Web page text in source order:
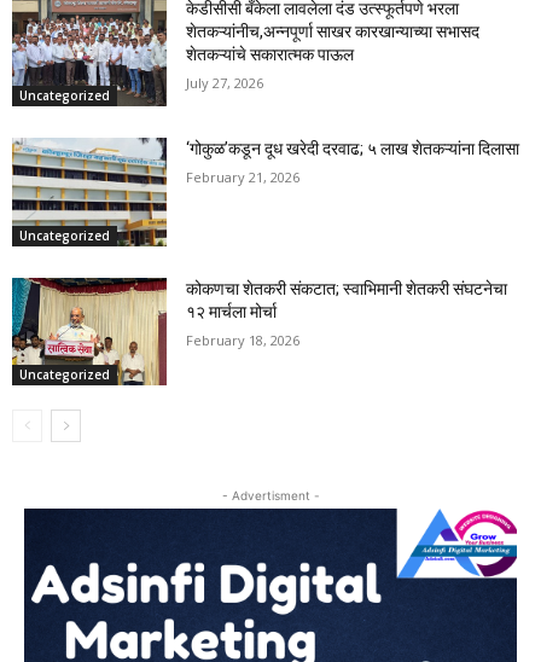
Uncategorized
केडीसीसी बँकेला लावलेला दंड उत्स्फूर्तपणे भरला
शेतकऱ्यांनीच,अन्नपूर्णा साखर कारखान्याच्या सभासद
शेतकऱ्यांचे सकारात्मक पाऊल
July 27, 2026
Uncategorized
‘गोकुळ’कडून दूध खरेदी दरवाढ; ५ लाख शेतकऱ्यांना दिलासा
February 21, 2026
Uncategorized
कोकणचा शेतकरी संकटात; स्वाभिमानी शेतकरी संघटनेचा
१२ मार्चला मोर्चा
February 18, 2026
- Advertisment -